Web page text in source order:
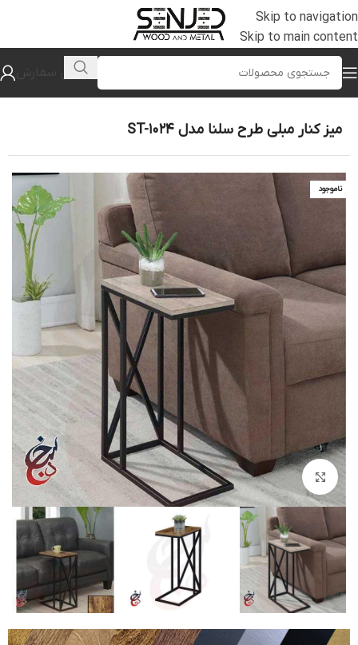
Skip to navigation
Skip to main content
پیگیری سفارش
خانه/
میز کنار مبلی طرح سلنا مدل ST-1024
ناموجود
بزرگنمایی تصویر